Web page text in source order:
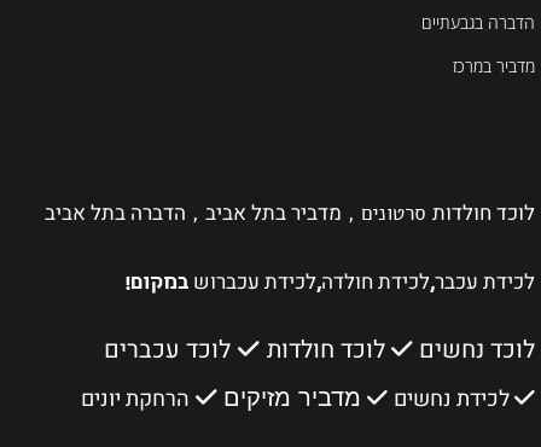
הדברה בגבעתיים
מדביר במרכז
לוכד חולדות סרטונים , מדביר בתל אביב , הדברה בתל אביב
לכידת עכבר,לכידת חולדה,לכידת עכברוש במקום!
לוכד נחשים לוכד חולדות לוכד עכברים
לכידת נחשים מדביר מזיקים הרחקת יונים